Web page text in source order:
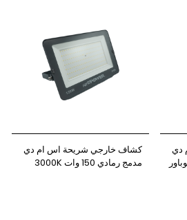
كشاف خارجي شريحة اس ام دي
مدمج رمادي 150 وات 3000K